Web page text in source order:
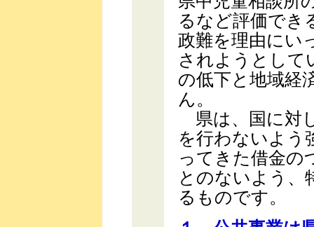
るなど評価でき
政難を理由にい
されようとして
の低下と地域経
ん。
県は、国に対
を行わないよう
ってきた借金の
とのないよう、
るものです。